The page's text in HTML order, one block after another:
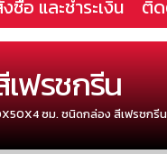
ซื้อ และชำระเงิน
ติด
ฟรชกรีน
ซม. ชนิดกล่อง สีเฟรชกรีน